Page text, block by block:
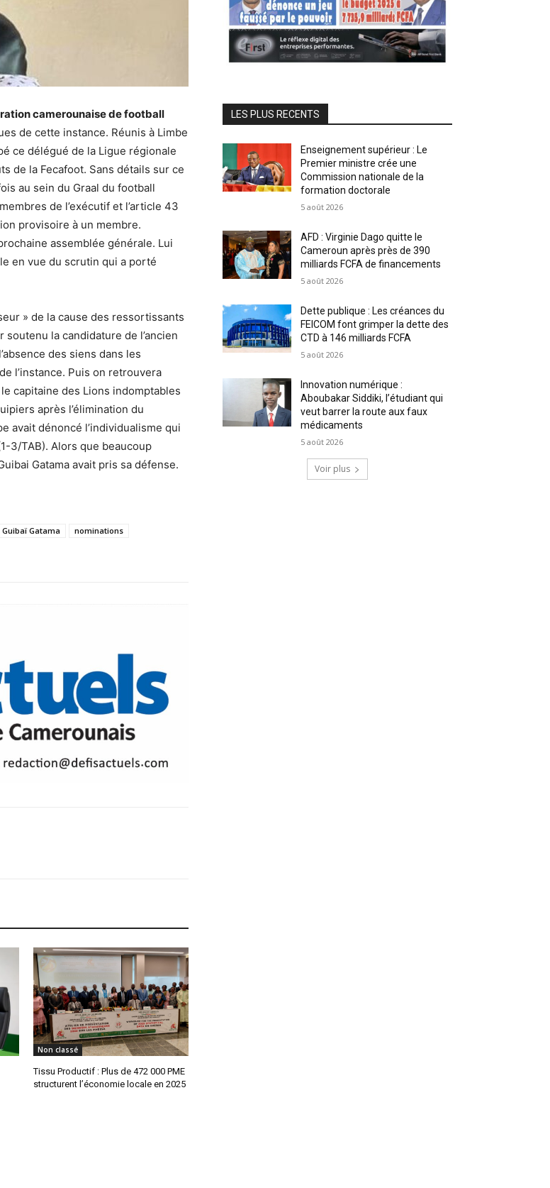
camerounaise de football
de cette instance. Réunis à Limbe
ce délégué de la Ligue régionale
de la Fecafoot. Sans détails sur ce
au sein du Graal du football
de l’exécutif et l’article 43
provisoire à un membre.
assemblée générale. Lui
en vue du scrutin qui a porté
» de la cause des ressortissants
la candidature de l’ancien
des siens dans les
l’instance. Puis on retrouvera
capitaine des Lions indomptables
après l’élimination du
avait dénoncé l’individualisme qui
3/TAB). Alors que beaucoup
Gatama avait pris sa défense.
Guibaï Gatama
nominations
Non classé
Tissu Productif : Plus de 472 000 PME
structurent l’économie locale en 2025
LES PLUS RECENTS
Enseignement supérieur : Le
Premier ministre crée une
Commission nationale de la
formation doctorale
5 août 2026
AFD : Virginie Dago quitte le
Cameroun après près de 390
milliards FCFA de financements
5 août 2026
Dette publique : Les créances du
FEICOM font grimper la dette des
CTD à 146 milliards FCFA
5 août 2026
Innovation numérique :
Aboubakar Siddiki, l’étudiant qui
veut barrer la route aux faux
médicaments
5 août 2026
Voir plus